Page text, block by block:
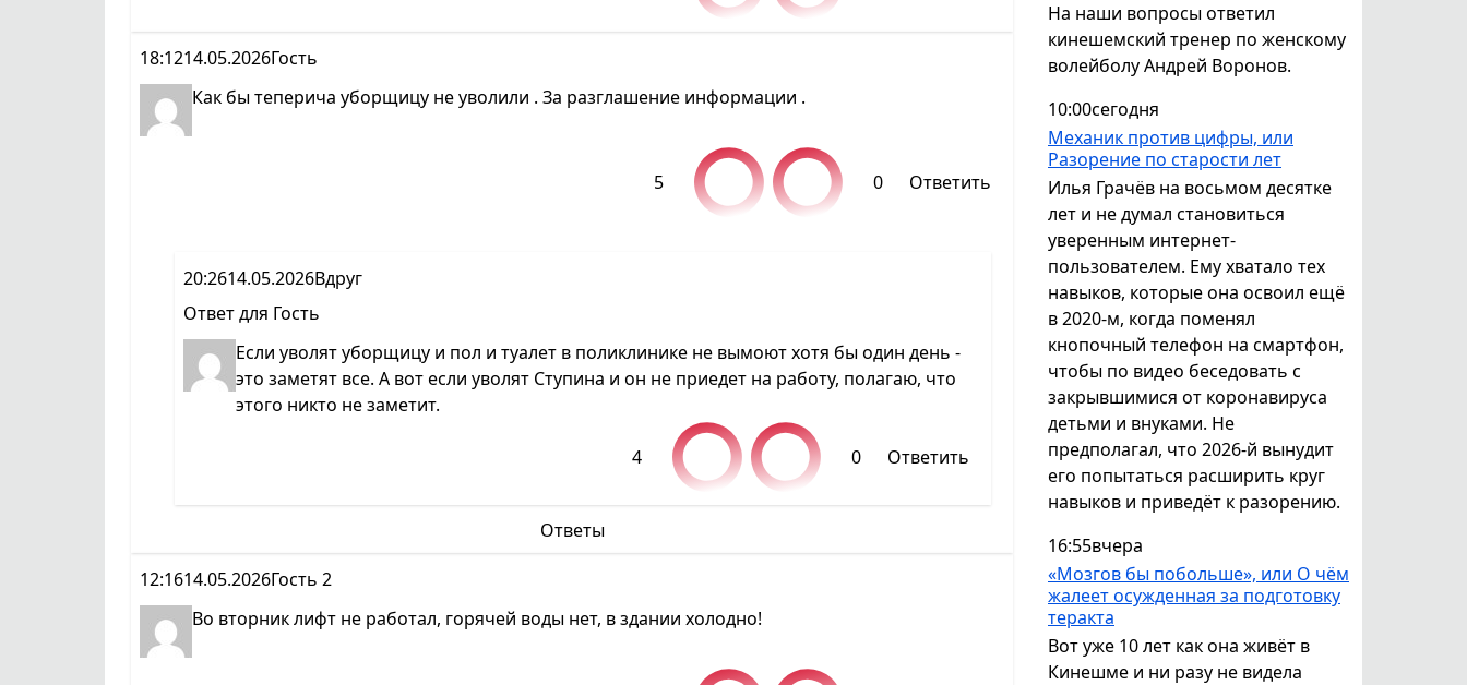
На наши вопросы ответил
кинешемский тренер по женскому
волейболу Андрей Воронов.
10:00сегодня
Механик против цифры, или
Разорение по старости лет
Илья Грачёв на восьмом десятке
лет и не думал становиться
уверенным интернет-
пользователем. Ему хватало тех
навыков, которые она освоил ещё
в 2020-м, когда поменял
кнопочный телефон на смартфон,
чтобы по видео беседовать с
закрывшимися от коронавируса
детьми и внуками. Не
предполагал, что 2026-й вынудит
его попытаться расширить круг
навыков и приведёт к разорению.
16:55вчера
«Мозгов бы побольше», или О чём
жалеет осужденная за подготовку
теракта
Вот уже 10 лет как она живёт в
Кинешме и ни разу не видела
18:1214.05.2026Гость
Как бы теперича уборщицу не уволили . За разглашение информации .
5 0 Ответить
20:2614.05.2026Вдруг
Ответ для Гость
Если уволят уборщицу и пол и туалет в поликлинике не вымоют хотя бы один день -
это заметят все. А вот если уволят Ступина и он не приедет на работу, полагаю, что
этого никто не заметит.
4 0 Ответить
Ответы
12:1614.05.2026Гость 2
Во вторник лифт не работал, горячей воды нет, в здании холодно!